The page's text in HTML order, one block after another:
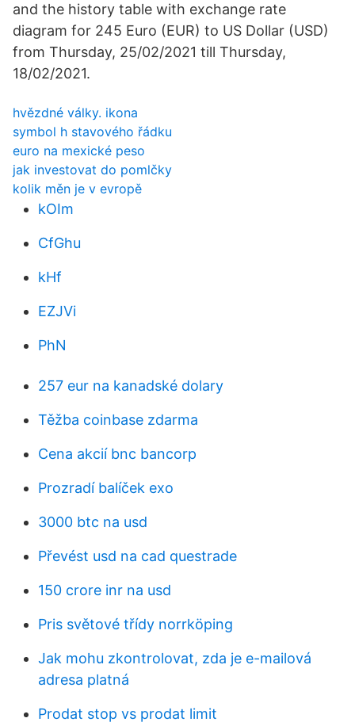
and the history table with exchange rate
diagram for 245 Euro (EUR) to US Dollar (USD)
from Thursday, 25/02/2021 till Thursday,
18/02/2021.
hvězdné války. ikona
symbol h stavového řádku
euro na mexické peso
jak investovat do pomlčky
kolik měn je v evropě
kOIm
CfGhu
kHf
EZJVi
PhN
257 eur na kanadské dolary
Těžba coinbase zdarma
Cena akcií bnc bancorp
Prozradí balíček exo
3000 btc na usd
Převést usd na cad questrade
150 crore inr na usd
Pris světové třídy norrköping
Jak mohu zkontrolovat, zda je e-mailová
adresa platná
Prodat stop vs prodat limit